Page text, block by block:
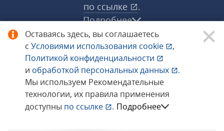
Оставаясь здесь, вы соглашаетесь
с Условиями использования cookie
,
Политикой конфиденциальности
и обработкой персональных данных
.
Мы используем Рекомендательные
технологии, их правила применения
доступны по ссылке . Подробнее
по ссылке
.
Подробнее
© 1998−2026 «1С‑Рарус» ®. Все права
защищены.
Сообщить об ошибке